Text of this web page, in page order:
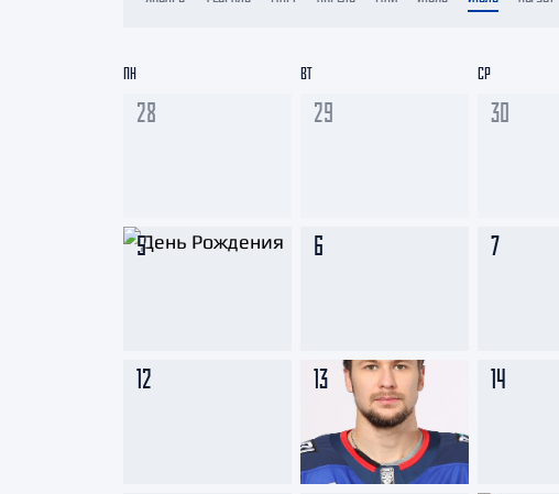
ЦСКА
Шанхайские Драконы
28 29 30
5 6 7
12 13 14
ПН ВТ СР